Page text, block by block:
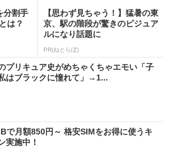
分割手
は？
【思わず見ちゃう！】猛暑の東
京、駅の階段が驚きのビジュア
ルになり話題に
PR(ねとらぼ)
プリキュア史がめちゃくちゃエモい「子
はブラックに憧れて」→1...
で月額850円～ 格安SIMをお得に使うキ
実施中！